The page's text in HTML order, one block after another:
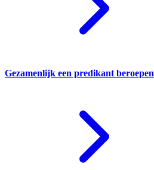
Gezamenlijk een predikant beroepen